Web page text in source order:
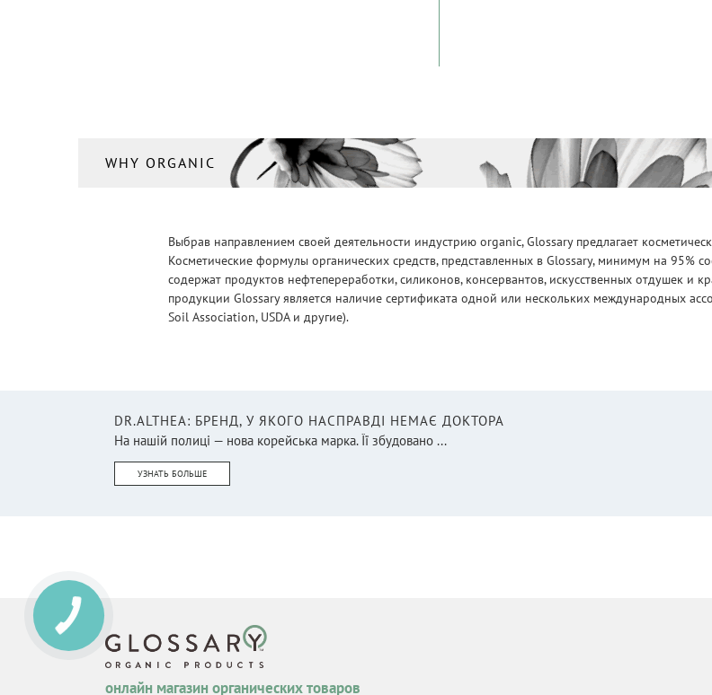
WHY ORGANIC
Выбрав направлением своей деятельности индустрию organic, Glossary предлагает
Косметические формулы органических средств, представленных в Glossary, минимум на 95%
содержат продуктов нефтепереработки, силиконов, консервантов, искусственных отдушек и
продукции Glossary является наличие сертификата одной или нескольких международных
Soil Association, USDA и другие).
DR.ALTHEA: БРЕНД, У ЯКОГО НАСПРАВДІ НЕМАЄ ДОКТОРА
На нашій полиці — нова корейська марка. Її збудовано ...
УЗНАТЬ БОЛЬШЕ
онлайн магазин органических товаров